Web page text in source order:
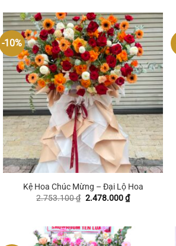
-10%
+
Kệ Hoa Chúc Mừng – Đại Lộ Hoa
2.753.100₫ Giá
2.478.000₫Giá
2.478.000 ₫.